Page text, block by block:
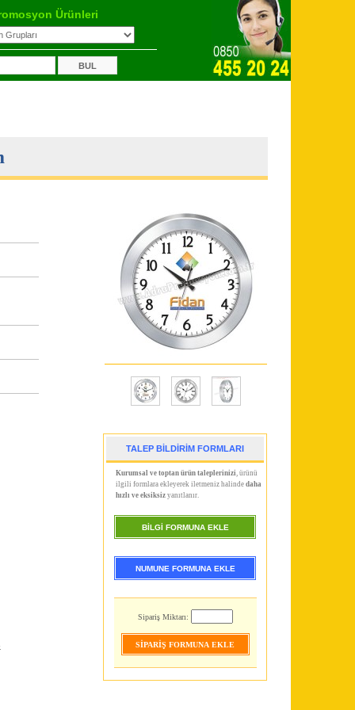
Ürünleri
TALEP BİLDİRİM FORMLARI
Kurumsal ve toptan ürün taleplerinizi , ürünü
ilgili formlara ekleyerek iletmeniz halindedaha
hızlı ve eksiksiz yanıtlanır.
BİLGİ FORMUNA EKLE
NUMUNE FORMUNA EKLE
Sipariş Miktarı: